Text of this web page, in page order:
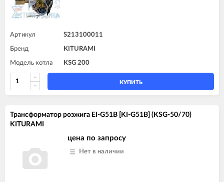
Артикул S213100011
Бренд KITURAMI
Модель котла KSG 200
КУПИТЬ
Трансформатор розжига EI-G51B [KI-G51B] (KSG-50/70)
KITURAMI
цена по запросу
Нет в наличии